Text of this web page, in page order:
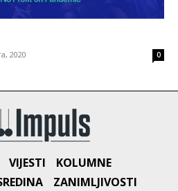
2020 0
VIJESTI
KOLUMNE
ZANIMLJIVOSTI